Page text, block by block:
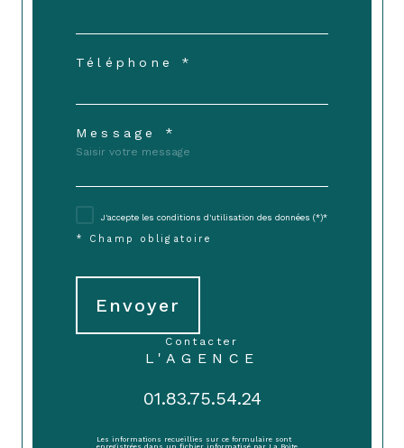
Téléphone *
Message *
J'accepte les conditions d'utilisation des données (*)*
* Champ obligatoire
Envoyer
contacter
L'AGENCE
01.83.75.54.24
Les informations recueillies sur ce formulaire sont
enregistrées dans un fichier informatisé par La Boite